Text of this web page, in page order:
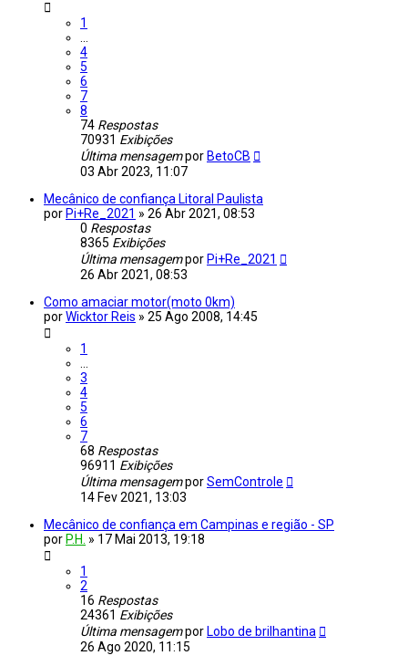
1
…
4
5
6
7
8
74 Respostas
70931 Exibições
Última mensagempor BetoCB
03 Abr 2023, 11:07
Mecânico de confiança Litoral Paulista
por Pi+Re_2021 » 26 Abr 2021, 08:53
0 Respostas
8365 Exibições
Última mensagempor Pi+Re_2021
26 Abr 2021, 08:53
Como amaciar motor(moto 0km)
porWicktor Reis » 25 Ago 2008, 14:45
1
…
3
4
5
6
7
68 Respostas
96911 Exibições
Última mensagemporSemControle
14 Fev 2021, 13:03
Mecânico de confiança em Campinas e região - SP
por P.H. » 17 Mai 2013, 19:18
1
2
16 Respostas
24361 Exibições
Última mensagempor Lobo de brilhantina
26 Ago 2020, 11:15